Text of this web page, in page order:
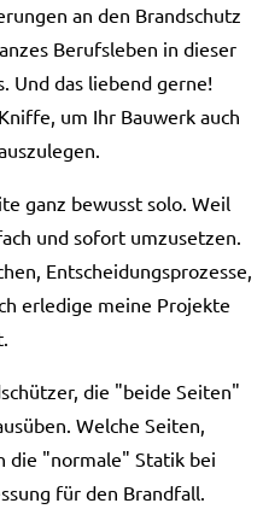
an den Brandschutz
Berufsleben in dieser
Und das liebend gerne!
um Ihr Bauwerk auch
ganz bewusst solo. Weil
und sofort umzusetzen.
Entscheidungsprozesse,
erledige meine Projekte
die "beide Seiten"
Welche Seiten,
die "normale" Statik bei
für den Brandfall.